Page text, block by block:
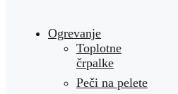
Ogrevanje
Toplotne
črpalke
Peči na pelete